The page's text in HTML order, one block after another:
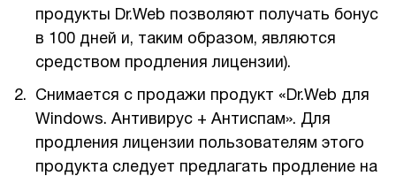
продукты Dr.Web позволяют получать бонус
в 100 дней и, таким образом, являются
средством продления лицензии).
Снимается с продажи продукт «Dr.Web для
Windows. Антивирус + Антиспам». Для
продления лицензии пользователям этого
продукта следует предлагать продление на